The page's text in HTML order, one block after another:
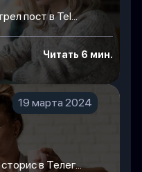
пост в Tel...
Читать 6 мин.
19 марта 2024
в Телег...